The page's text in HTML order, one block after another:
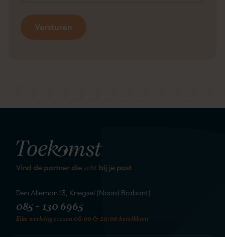
Den Alleman 13, Knegsel (Noord Brabant)
085 - 130 6965
Elke werkdag tussen 08:00 & 20:00 bereikbaar
We staan te springen om
te maken